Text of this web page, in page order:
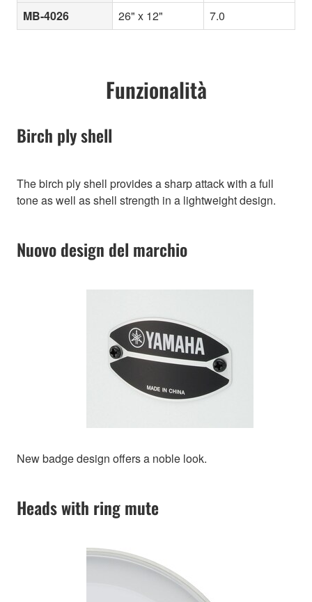
MB-4026 26" x 12" 7.0
Funzionalità
Birch ply shell
The birch ply shell provides a sharp attack with a full
tone as well as shell strength in a lightweight design.
Nuovo design del marchio
New badge design offers a noble look.
Heads with ring mute